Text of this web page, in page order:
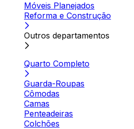
Móveis Planejados
Reforma e Construção
Outros departamentos
Quarto Completo
Guarda-Roupas
Cômodas
Camas
Penteadeiras
Colchões